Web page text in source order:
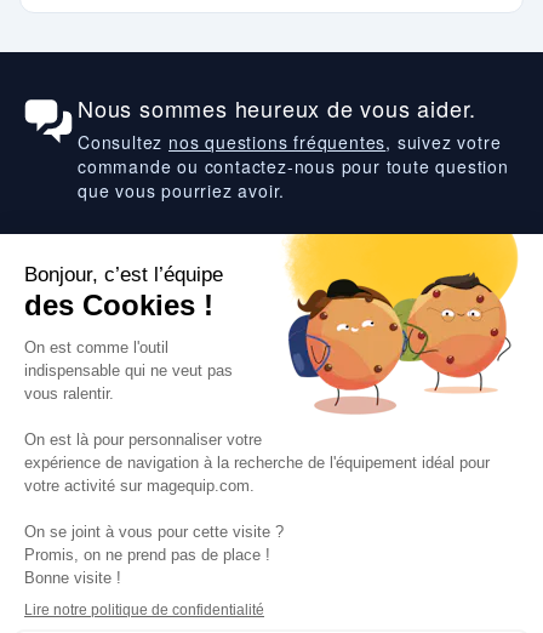
Nous sommes heureux de vous aider.
Consultez nos questions fréquentes, suivez votre
commande ou contactez-nous pour toute question
que vous pourriez avoir.
Suivez-nous
VOS SERVICES
VOS DEMANDES
NOTRE SOCIETE